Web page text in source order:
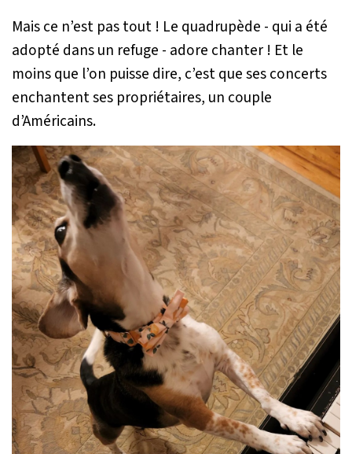
Mais ce n’est pas tout ! Le quadrupède - qui a été
adopté dans un refuge - adore chanter ! Et le
moins que l’on puisse dire, c’est que ses concerts
enchantent ses propriétaires, un couple
d’Américains.